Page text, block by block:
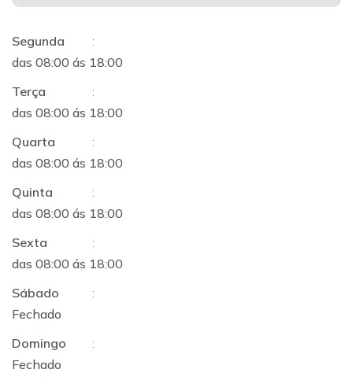
Segunda
:
das 08:00 ás 18:00
Terça
:
das 08:00 ás 18:00
Quarta
:
das 08:00 ás 18:00
Quinta
:
das 08:00 ás 18:00
Sexta
:
das 08:00 ás 18:00
Sábado
:
Fechado
Domingo
:
Fechado